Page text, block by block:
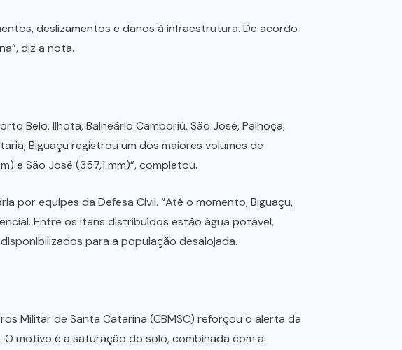
deslizamentos e danos à infraestrutura. De acordo
diz a nota.
Belo, Ilhota, Balneário Camboriú, São José, Palhoça,
Biguaçu registrou um dos maiores volumes de
e São José (357,1 mm)”, completou.
por equipes da Defesa Civil. “Até o momento, Biguaçu,
Entre os itens distribuídos estão água potável,
para a população desalojada.
Militar de Santa Catarina (CBMSC) reforçou o alerta da
motivo é a saturação do solo, combinada com a